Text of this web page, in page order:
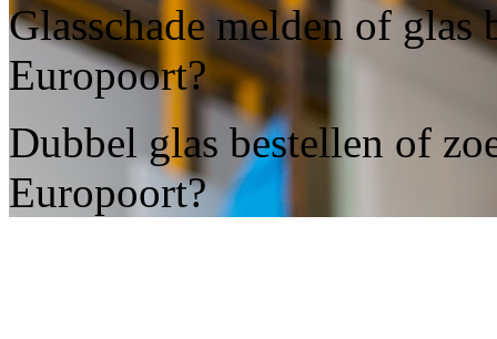
Glasschade melden of glas
Europoort?
Dubbel glas bestellen of
Europoort?